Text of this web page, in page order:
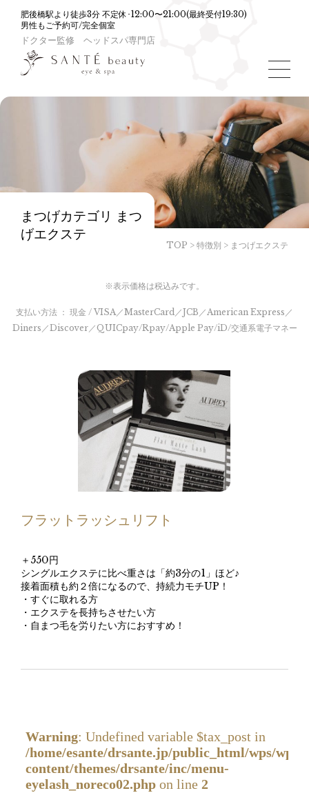
ドクター監修 ヘッドスパ専門店
肥後橋駅より徒歩3分 不定休･12:00〜21:00(最終受付19:30)
男性もご予約可/完全個室
toggle
まつげカテゴリ まつ
げエクステ
TOP >特徴別 > まつげエクステ
※表示価格は税込みです。
支払い方法 ： 現金 / VISA／MasterCard／JCB／American Express／
Diners／Discover／QUICpay/Rpay/Apple Pay/iD/交通系電子マネー
フラットラッシュリフト
＋550円
シングルエクステに比べ重さは「約3分の1」ほど♪
接着面積も約２倍になるので、持続力モチUP！
・すぐに取れる方
・エクステを長持ちさせたい方
・自まつ毛を労りたい方におすすめ！
Warning: Undefined variable $tax_post in
/home/esante/drsante.jp/public_html/wps/wp-
content/themes/drsante/inc/menu-
eyelash_noreco02.phpon line 2